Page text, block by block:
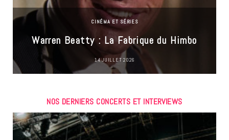
CINÉMA ET SÉRIES
Warren Beatty : La Fabrique du Himbo
14 JUILLET 2026
NOS DERNIERS CONCERTS ET INTERVIEWS